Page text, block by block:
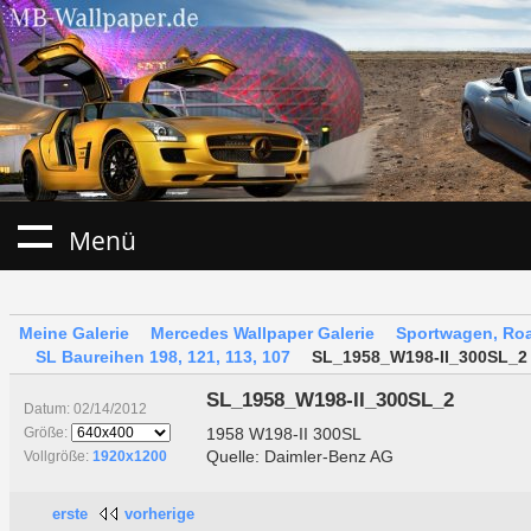
Menü
Meine Galerie Mercedes Wallpaper Galerie
Sportwagen,
SL Baureihen 198, 121, 113, 107
SL_1958_W198-II_300SL_2
Datum: 02/14/2012
Größe:
Vollgröße: 1920x1200
SL_1958_W198-II_300SL_2
1958 W198-II 300SL
Quelle: Daimler-Benz AG
erste vorherige